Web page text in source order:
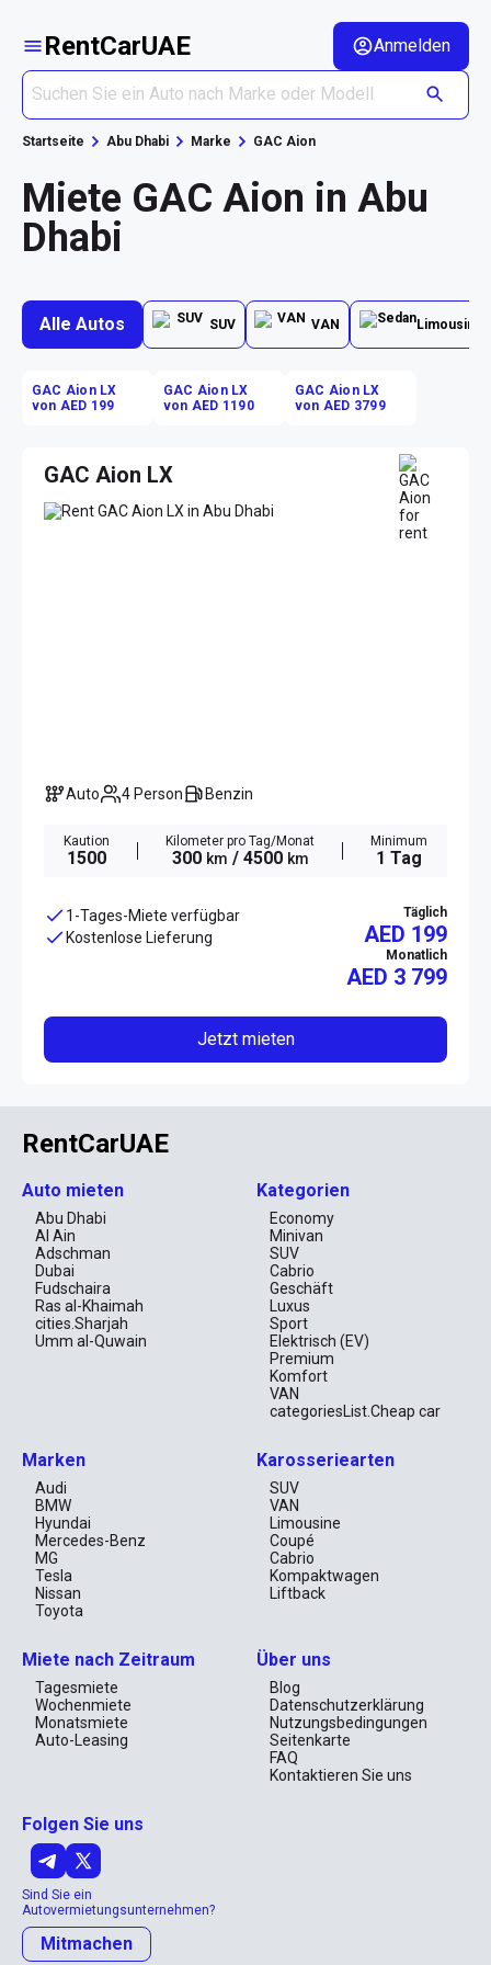
RentCarUAE Anmelden
Startseite Abu Dhabi Marke GAC Aion
Miete GAC Aion in Abu
Dhabi
Alle Autos SUV VAN Limousine
GAC Aion LX
von AED 199
GAC Aion LX
von AED 1190
GAC Aion LX
von AED 3799
GAC Aion LX
Auto 4 Person Benzin
Kaution
1500
Kilometer pro Tag/Monat
300 km / 4500 km
Minimum
1 Tag
1-Tages-Miete verfügbar
Kostenlose Lieferung
Täglich
AED 199
Monatlich
AED 3 799
Jetzt mieten
RentCarUAE
Auto mieten
Abu Dhabi
Al Ain
Adschman
Dubai
Fudschaira
Ras al-Khaimah
cities.Sharjah
Umm al-Quwain
Kategorien
Economy
Minivan
SUV
Cabrio
Geschäft
Luxus
Sport
Elektrisch (EV)
Premium
Komfort
VAN
categoriesList.Cheap car
Marken
Audi
BMW
Hyundai
Mercedes-Benz
MG
Tesla
Nissan
Toyota
Karosseriearten
SUV
VAN
Limousine
Coupé
Cabrio
Kompaktwagen
Liftback
Miete nach Zeitraum
Tagesmiete
Wochenmiete
Monatsmiete
Auto-Leasing
Über uns
Blog
Datenschutzerklärung
Nutzungsbedingungen
Seitenkarte
FAQ
Kontaktieren Sie uns
Folgen Sie uns
Sind Sie ein
Autovermietungsunternehmen?
Mitmachen